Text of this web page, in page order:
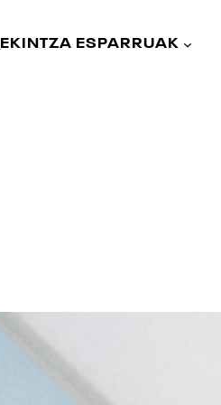
EKINTZA ESPARRUAK